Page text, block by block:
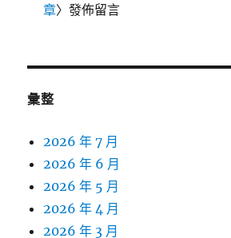
章〉發佈留言
彙整
2026 年 7 月
2026 年 6 月
2026 年 5 月
2026 年 4 月
2026 年 3 月